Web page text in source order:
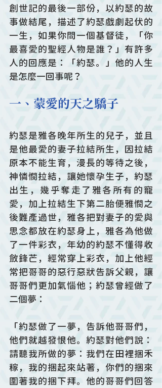
創世記的最後一部份，以約瑟的故
事做結尾，描述了約瑟戲劇起伏的
一生，如果你問一個基督徒，「你
最喜愛的聖經人物是誰？」有許多
人的回應是：「約瑟。」他的人生
是怎麼一回事呢？
一、蒙愛的天之驕子
約瑟是雅各晚年所生的兒子，並且
是他最愛的妻子拉結所生，因拉結
原本不能生育，漫長的等待之後，
神憐憫拉結，讓她懷孕生子，約瑟
出生，幾乎奪走了雅各所有的寵
愛，加上拉結生下第二胎便雅憫之
後難產過世，雅各把對妻子的愛與
思念都放在約瑟身上，雅各為他做
了一件彩衣，年幼的約瑟不懂得收
斂鋒芒，經常穿上彩衣，加上他經
常把哥哥的惡行惡狀告訴父親，讓
哥哥們更加氣惱他；約瑟曾經做了
二個夢：
「約瑟做了一夢，告訴他哥哥們，
他們就越發恨他。約瑟對他們說：
請聽我所做的夢：我們在田裡捆禾
稼，我的捆起來站著，你們的捆來
圍著我的捆下拜。他的哥哥們回答